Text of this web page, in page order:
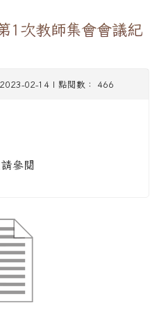
1次教師集會會議紀
02-14 | 點閱數： 466
參閱